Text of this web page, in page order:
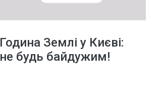
Година Землі у Києві:
не будь байдужим!